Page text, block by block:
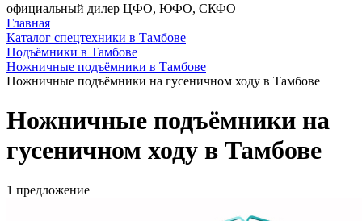
официальный дилер ЦФО, ЮФО, СКФО
Главная
Каталог спецтехники в Тамбове
Подъёмники в Тамбове
Ножничные подъёмники в Тамбове
Ножничные подъёмники на гусеничном ходу в Тамбове
Ножничные подъёмники на
гусеничном ходу в Тамбове
1 предложение